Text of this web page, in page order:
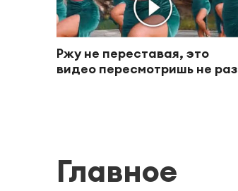
Ржу не переставая, это
видео пересмотришь не раз
Главное